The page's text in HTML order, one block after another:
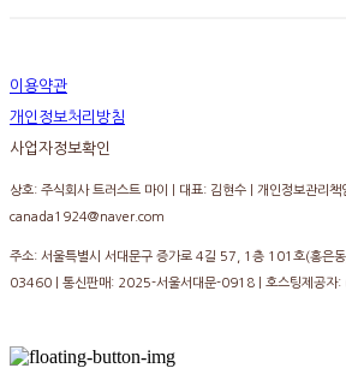
이용약관
개인정보처리방침
사업자정보확인
상호: 주식회사 트러스트 마이 | 대표: 김현수 | 개인정보관리
canada1924@naver.com
주소: 서울특별시 서대문구 증가로 4길 57, 1층 101호(홍은
03460 | 통신판매: 2025-서울서대문-0918 | 호스팅제공자